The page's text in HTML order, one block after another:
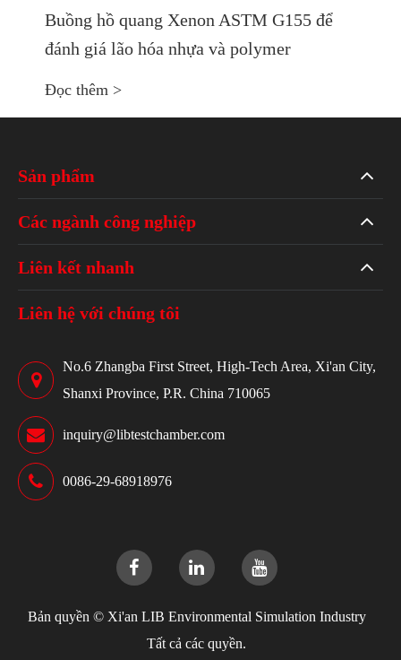
Buồng hồ quang Xenon ASTM G155 để
đánh giá lão hóa nhựa và polymer
Đọc thêm >
Sản phẩm
Các ngành công nghiệp
Liên kết nhanh
Liên hệ với chúng tôi
No.6 Zhangba First Street, High-Tech Area, Xi'an City,
Shanxi Province, P.R. China 710065
inquiry@libtestchamber.com
0086-29-68918976
Bản quyền © Xi'an LIB Environmental Simulation Industry
Tất cả các quyền.